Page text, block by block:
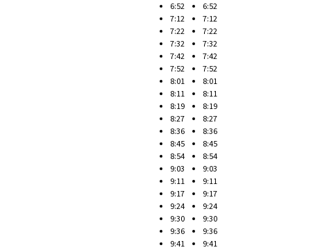
6:52
7:12
7:22
7:32
7:42
7:52
8:01
8:11
8:19
8:27
8:36
8:45
8:54
9:03
9:11
9:17
9:24
9:30
9:36
9:41
6:52
7:12
7:22
7:32
7:42
7:52
8:01
8:11
8:19
8:27
8:36
8:45
8:54
9:03
9:11
9:17
9:24
9:30
9:36
9:41